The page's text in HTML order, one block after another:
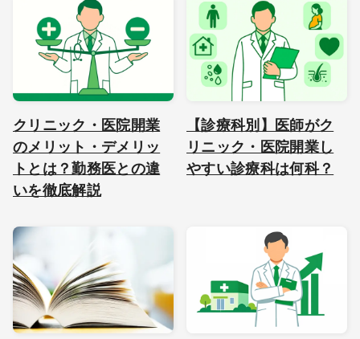
クリニック・医院開業
のメリット・デメリッ
トとは？勤務医との違
いを徹底解説
【診療科別】医師がク
リニック・医院開業し
やすい診療科は何科？